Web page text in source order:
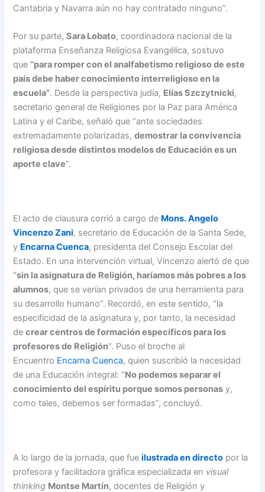
Cantabria y Navarra aún no hay contratado ninguno”.
Por su parte,Sara Lobato, coordinadora nacional de la
plataforma Enseñanza Religiosa Evangélica, sostuvo
que “para romper con el analfabetismo religioso de este
país debe haber conocimiento interreligioso en la
escuela”. Desde la perspectiva judía, Elías Szczytnicki,
secretario general de Religiones por la Paz para América
Latina y el Caribe, señaló que “ante sociedades
extremadamente polarizadas,demostrar la convivencia
religiosa desde distintos modelos de Educación es un
aporte clave”.
El acto de clausura corrió a cargo de Mons. Angelo
Vincenzo Zani, secretario de Educación de la Santa Sede,
y Encarna Cuenca, presidenta del Consejo Escolar del
Estado. En una intervención virtual, Vincenzo alertó de que
“sin la asignatura de Religión, haríamos más pobres a los
alumnos, que se verían privados de una herramienta para
su desarrollo humano”. Recordó, en este sentido, “la
especificidad de la asignatura y, por tanto, la necesidad
decrear centros de formación específicos para los
profesores de Religión”. Puso el broche al
Encuentro Encarna Cuenca, quien suscribió la necesidad
de una Educación integral: “No podemos separar el
conocimiento del espíritu porque somos personas y,
como tales, debemos ser formadas”, concluyó.
A lo largo de la jornada, que fueilustrada en directo por la
profesora y facilitadora gráfica especializada en visual
thinking Montse Martín, docentes de Religión y